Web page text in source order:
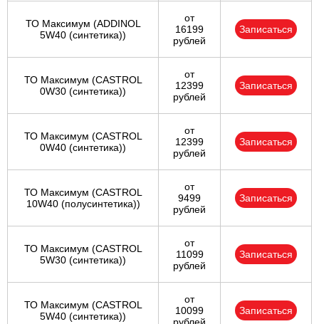
ТО Максимум (ADDINOL
5W40 (синтетика))
от
16199
рублей
Записаться
ТО Максимум (CASTROL
0W30 (синтетика))
от
12399
рублей
Записаться
ТО Максимум (CASTROL
0W40 (синтетика))
от
12399
рублей
Записаться
ТО Максимум (CASTROL
10W40 (полусинтетика))
от
9499
рублей
Записаться
ТО Максимум (CASTROL
5W30 (синтетика))
от
11099
рублей
Записаться
ТО Максимум (CASTROL
5W40 (синтетика))
от
10099
Записаться